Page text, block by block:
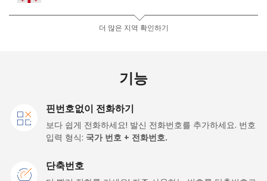
⁦44.5¢⁩ 11 분/ ⁦$5⁩
유선 전화 ⁦1.5¢⁩ 333 분/ ⁦$5⁩
Ghana
더 많은 지역 확인하기
기능
핀번호없이 전화하기
보다 쉽게 전화하세요! 발신 전화번호를 추가하세요. 번호
입력 형식: 국가 번호 + 전화번호.
단축번호